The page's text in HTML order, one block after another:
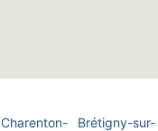
Charenton-
Brétigny-sur-